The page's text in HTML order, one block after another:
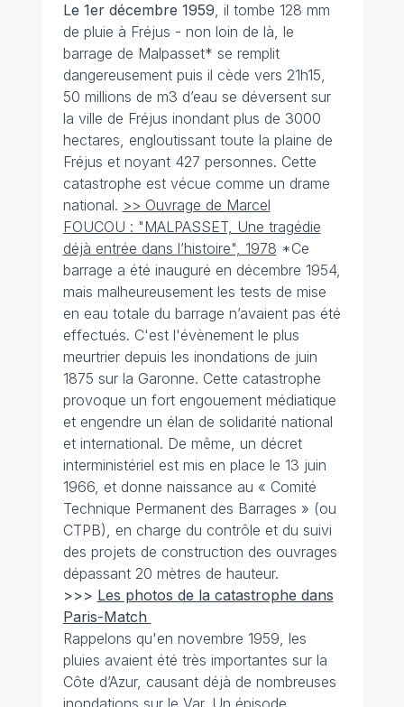
Le 1er décembre 1959 , il tombe 128 mm
de pluie à Fréjus - non loin de là, le
barrage de Malpasset* se remplit
dangereusement puis il cède vers 21h15,
50 millions de m3 d’eau se déversent sur
la ville de Fréjus inondant plus de 3000
hectares, engloutissant toute la plaine de
Fréjus et noyant 427 personnes. Cette
catastrophe est vécue comme un drame
national. >> Ouvrage de Marcel
FOUCOU : "MALPASSET, Une tragédie
déjà entrée dans l’histoire", 1978 *Ce
barrage a été inauguré en décembre 1954,
mais malheureusement les tests de mise
en eau totale du barrage n’avaient pas été
effectués. C'est l'évènement le plus
meurtrier depuis les inondations de juin
1875 sur la Garonne. Cette catastrophe
provoque un fort engouement médiatique
et engendre un élan de solidarité national
et international. De même, un décret
interministériel est mis en place le 13 juin
1966, et donne naissance au « Comité
Technique Permanent des Barrages » (ou
CTPB), en charge du contrôle et du suivi
des projets de construction des ouvrages
dépassant 20 mètres de hauteur.
>>> Les photos de la catastrophe dans
Paris-Match
Rappelons qu'en novembre 1959, les
pluies avaient été très importantes sur la
Côte d’Azur, causant déjà de nombreuses
inondations sur le Var. Un épisode